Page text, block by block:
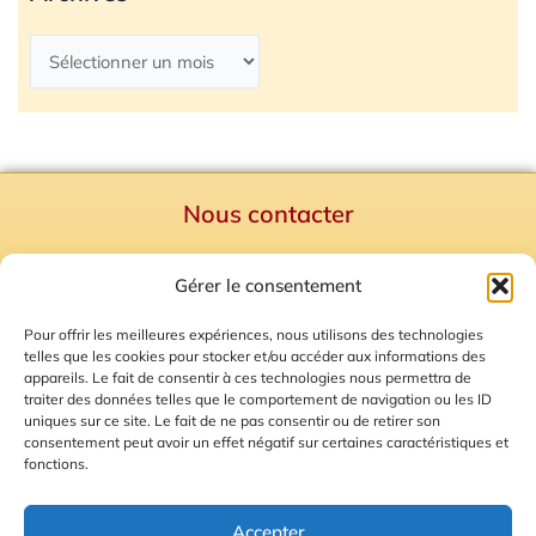
Gérer le consentement
Pour offrir les meilleures expériences, nous utilisons des technologies
telles que les cookies pour stocker et/ou accéder aux informations des
appareils. Le fait de consentir à ces technologies nous permettra de
traiter des données telles que le comportement de navigation ou les ID
uniques sur ce site. Le fait de ne pas consentir ou de retirer son
consentement peut avoir un effet négatif sur certaines caractéristiques et
fonctions.
Accepter
Nous contacter
Mentions Légales
Plan du site
Gestion des Cookies